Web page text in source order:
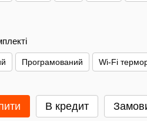
Програмований Wi-Fi
В кредит